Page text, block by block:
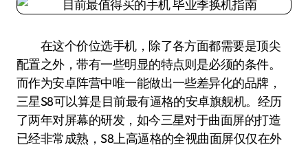
在这个价位选手机，除了各方面都需要是顶尖
配置之外，带有一些明显的特点则是必须的条件。
而作为安卓阵营中唯一能做出一些差异化的品牌，
三星S8可以算是目前最有逼格的安卓旗舰机。经历
了两年对屏幕的研发，如今三星对于曲面屏的打造
已经非常成熟，S8上高逼格的全视曲面屏仅仅在外